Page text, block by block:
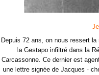
Depuis 72 ans, on nous ressert
la Gestapo infiltré dans la
Carcassonne. Ce dernier est
une lettre signée de Jacques -